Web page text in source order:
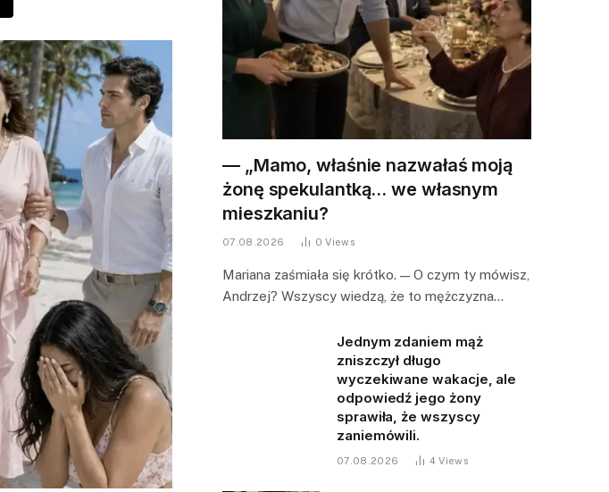
— „Mamo, właśnie nazwałaś moją
żonę spekulantką… we własnym
mieszkaniu?
07.08.2026 0Views
Mariana zaśmiała się krótko. — O czym ty mówisz,
Andrzej? Wszyscy wiedzą, że to mężczyzna…
Jednym zdaniem mąż
zniszczył długo
wyczekiwane wakacje, ale
odpowiedź jego żony
sprawiła, że wszyscy
zaniemówili.
07.08.2026 4Views